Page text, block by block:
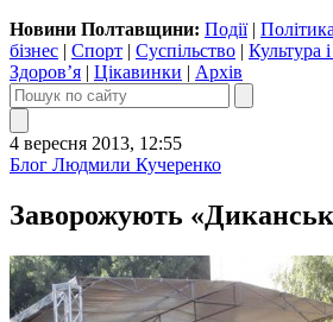
Новини Полтавщини: Події|
бізнес | Спорт | Суспільство | Культура і
Здоров’я | Цікавинки | Архів
4 вересня 2013, 12:55
Блог Людмили Кучеренко
Заворожують